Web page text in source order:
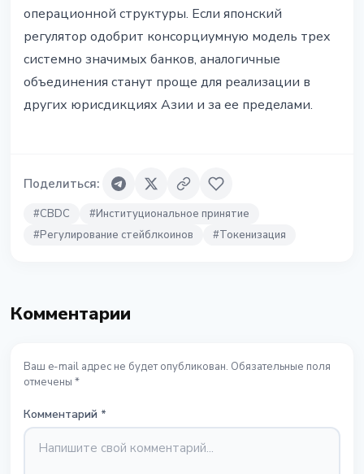
операционной структуры. Если японский
регулятор одобрит консорциумную модель трех
системно значимых банков, аналогичные
объединения станут проще для реализации в
других юрисдикциях Азии и за ее пределами.
Поделиться:
#CBDC #Институциональное принятие
#Регулирование стейблкоинов #Токенизация
Комментарии
Ваш e-mail адрес не будет опубликован. Обязательные поля
отмечены *
Комментарий *